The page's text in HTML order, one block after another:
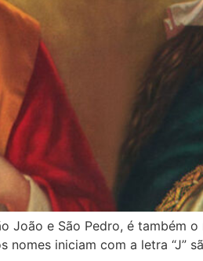
João e São Pedro, é também
iniciam com a letra “J”